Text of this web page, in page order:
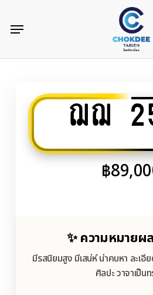
content
Menu
ฌฌ
฿
✨ ความหมายผ
มีรสนิยมสูง มีเสน่ห์ น่าคบหา ละเ
ศิลปะ วาจาเป็น